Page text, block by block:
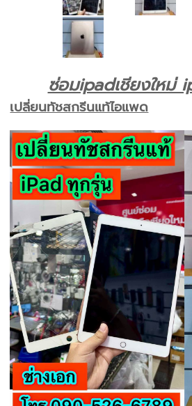
ซ่อมipadเชียงใหม่
เปลี่ยนทัชสกรีนแท้ไอแพด